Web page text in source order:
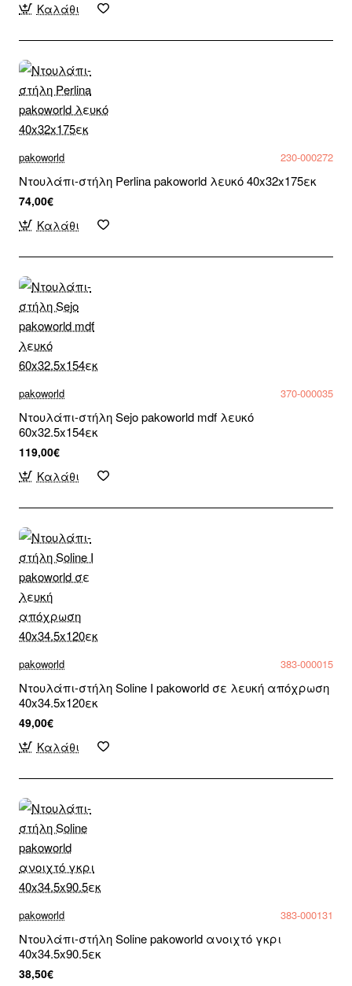
Καλάθι
pakoworld 230-000272
Ντουλάπι-στήλη Perlina pakoworld λευκό 40x32x175εκ
74,00€
Καλάθι
pakoworld 370-000035
Ντουλάπι-στήλη Sejo pakoworld mdf λευκό
60x32.5x154εκ
119,00€
Καλάθι
pakoworld 383-000015
Ντουλάπι-στήλη Soline I pakoworld σε λευκή απόχρωση
40x34.5x120εκ
49,00€
Καλάθι
pakoworld 383-000131
Ντουλάπι-στήλη Soline pakoworld ανοιχτό γκρι
40x34.5x90.5εκ
38,50€